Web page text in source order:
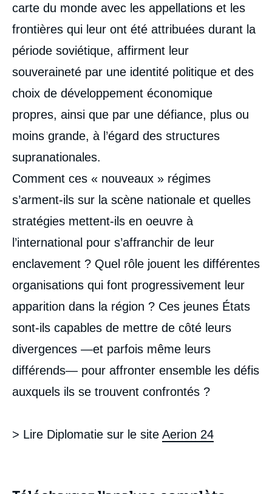
carte du monde avec les appellations et les
frontières qui leur ont été attribuées durant la
période soviétique, affirment leur
souveraineté par une identité politique et des
choix de développement économique
propres, ainsi que par une défiance, plus ou
moins grande, à l’égard des structures
supranationales.
Comment ces « nouveaux » régimes
s’arment-ils sur la scène nationale et quelles
stratégies mettent-ils en oeuvre à
l’international pour s’affranchir de leur
enclavement ? Quel rôle jouent les différentes
organisations qui font progressivement leur
apparition dans la région ? Ces jeunes États
sont-ils capables de mettre de côté leurs
divergences —et parfois même leurs
différends— pour affronter ensemble les défis
auxquels ils se trouvent confrontés ?
> Lire Diplomatie sur le site Aerion 24